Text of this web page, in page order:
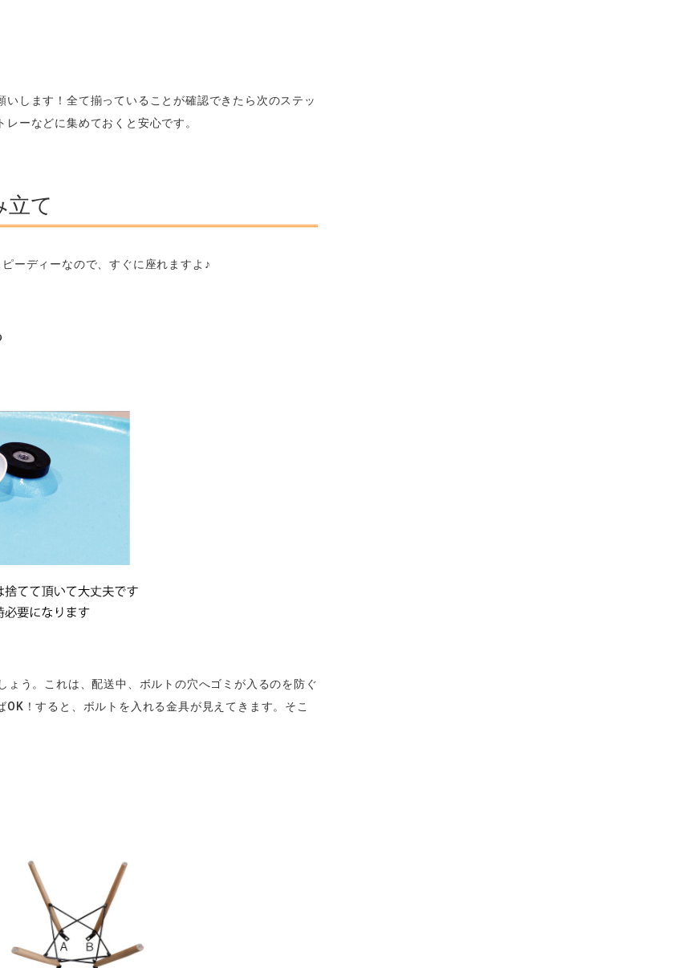
します！全て揃っていることが確認できたら次のステッ
ーなどに集めておくと安心です。
立て
ーディーなので、すぐに座れますよ♪
う。これは、配送中、ボルトの穴へゴミが入るのを防ぐ
！すると、ボルトを入れる金具が見えてきます。そこ